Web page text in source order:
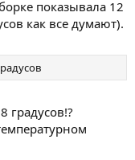
показывала 12
как все думают).
градусов!?